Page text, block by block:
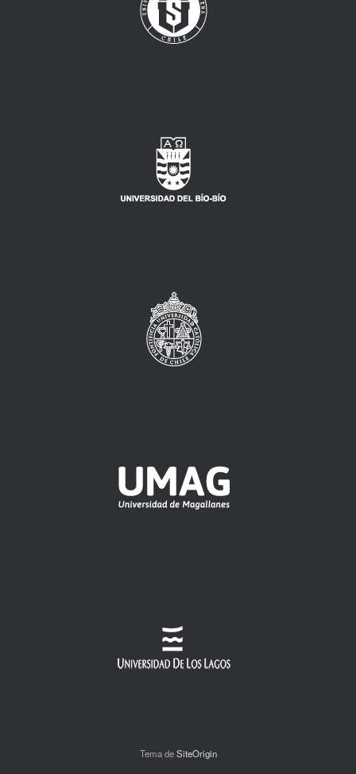
Tema deSiteOrigin